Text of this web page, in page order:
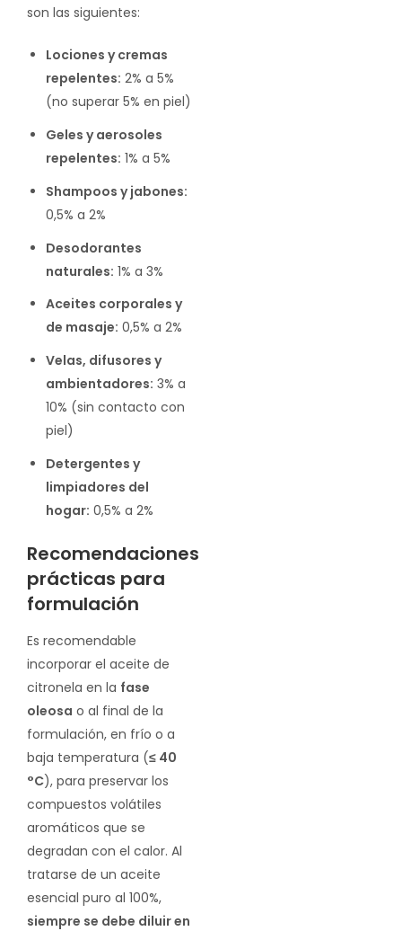
son las siguientes:
Lociones y cremas
repelentes: 2% a 5%
(no superar 5% en piel)
Geles y aerosoles
repelentes: 1% a 5%
Shampoos y jabones:
0,5% a 2%
Desodorantes
naturales: 1% a 3%
Aceites corporales y
de masaje: 0,5% a 2%
Velas, difusores y
ambientadores: 3% a
10% (sin contacto con
piel)
Detergentes y
limpiadores del
hogar: 0,5% a 2%
Recomendaciones
prácticas para
formulación
Es recomendable
incorporar el aceite de
citronela en la fase
oleosa o al final de la
formulación, en frío o a
baja temperatura (≤ 40
°C), para preservar los
compuestos volátiles
aromáticos que se
degradan con el calor. Al
tratarse de un aceite
esencial puro al 100%,
siempre se debe diluir en